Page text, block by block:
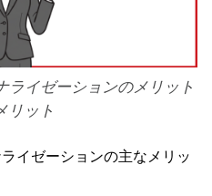
ライゼーションのメリット
リット
イゼーションの主なメリッ